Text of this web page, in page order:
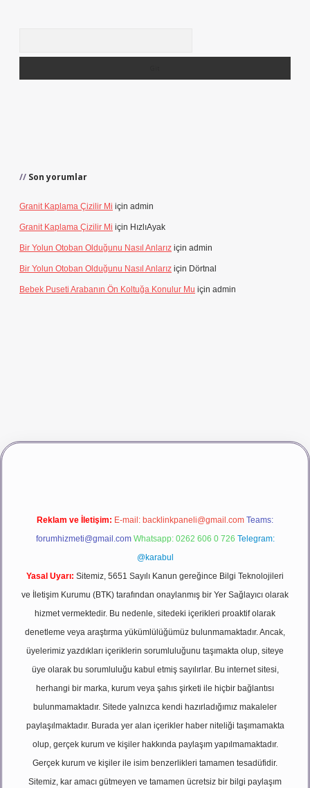
Son yorumlar
Granit Kaplama Çizilir Mi için admin
Granit Kaplama Çizilir Mi için HızlıAyak
Bir Yolun Otoban Olduğunu Nasıl Anlarız için admin
Bir Yolun Otoban Olduğunu Nasıl Anlarız için Dörtnal
Bebek Puseti Arabanın Ön Koltuğa Konulur Mu için admin
vdcasino girişbetexper
Reklam ve İletişim: E-mail: backlinkpaneli@gmail.com Teams:
forumhizmeti@gmail.com Whatsapp: 0262 606 0 726 Telegram:
@karabul
Yasal Uyarı: Sitemiz, 5651 Sayılı Kanun gereğince Bilgi Teknolojileri
ve İletişim Kurumu (BTK) tarafından onaylanmış bir Yer Sağlayıcı olarak
hizmet vermektedir. Bu nedenle, sitedeki içerikleri proaktif olarak
denetleme veya araştırma yükümlülüğümüz bulunmamaktadır. Ancak,
üyelerimiz yazdıkları içeriklerin sorumluluğunu taşımakta olup, siteye
üye olarak bu sorumluluğu kabul etmiş sayılırlar. Bu internet sitesi,
herhangi bir marka, kurum veya şahıs şirketi ile hiçbir bağlantısı
bulunmamaktadır. Sitede yalnızca kendi hazırladığımız makaleler
paylaşılmaktadır. Burada yer alan içerikler haber niteliği taşımamakta
olup, gerçek kurum ve kişiler hakkında paylaşım yapılmamaktadır.
Gerçek kurum ve kişiler ile isim benzerlikleri tamamen tesadüfidir.
Sitemiz, kar amacı gütmeyen ve tamamen ücretsiz bir bilgi paylaşım